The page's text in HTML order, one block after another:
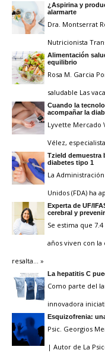
¿Aspirina y
alarmarte
Dra. Montserrat
Nutricionista
Alimentación
equilibrio
Rosa M. Garcia
saludable Las
Cuando la
acompañar la
Lyvette Mercado
Vélez,
Tzield demuestra
diabetes tipo 1
La
Unidos (FDA) ha
Experta de UF/
cerebral y
Se estima que
años viven con
resalta … »
La hepatitis C
Como parte del
innovadora
Esquizofrenia:
Psic. Georgios
| Autor de La